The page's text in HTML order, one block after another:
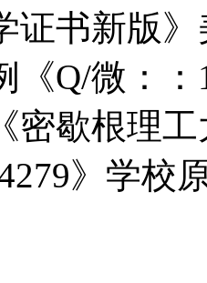
证书新版
《Q/微：
密歇根理
》学校